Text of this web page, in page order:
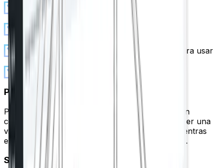
Todos los elementos esenciales de SEO
Fácil de usar sin experiencia
Excelentes valores predeterminados listos para usar
Más por descubrir con el tiempo
Panel Gutenberg dedicado
Profundamente integrado con Gutenberg para un
control intuitivo. La barra lateral le permite obtener una
vista previa y ajustar la configuración de SEO mientras
escribe para un flujo de trabajo WYSIWYG fluido.
Soporte del editor clásico